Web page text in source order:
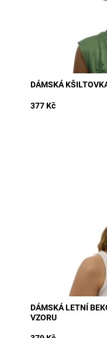
DÁMSKÁ
377 Kč
MODEL: R26-13 |
kanafasovém vzoru
suchý zip se
R26-
DÁMSKÁ LETNÍ
VZORU